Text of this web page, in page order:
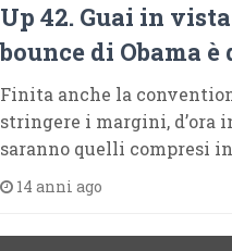
Up 42. Guai in
bounce di Obama
Finita anche la
stringere i margini, d’ora
saranno quelli compresi in
14 anni ago